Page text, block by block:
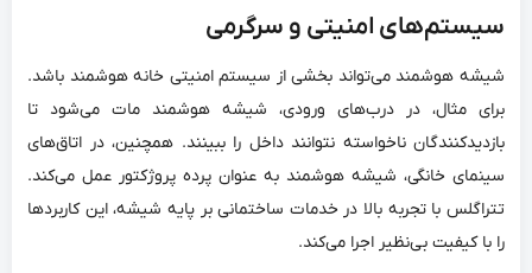
سیستم‌های امنیتی و سرگرمی
شیشه هوشمند می‌تواند بخشی از سیستم امنیتی خانه هوشمند باشد.
برای مثال، در درب‌های ورودی، شیشه هوشمند مات می‌شود تا
بازدیدکنندگان ناخواسته نتوانند داخل را ببینند. همچنین، در اتاق‌های
سینمای خانگی، شیشه هوشمند به عنوان پرده پروژکتور عمل می‌کند.
تتراگلس با تجربه بالا در خدمات ساختمانی بر پایه شیشه، این کاربردها
را با کیفیت بی‌نظیر اجرا می‌کند.